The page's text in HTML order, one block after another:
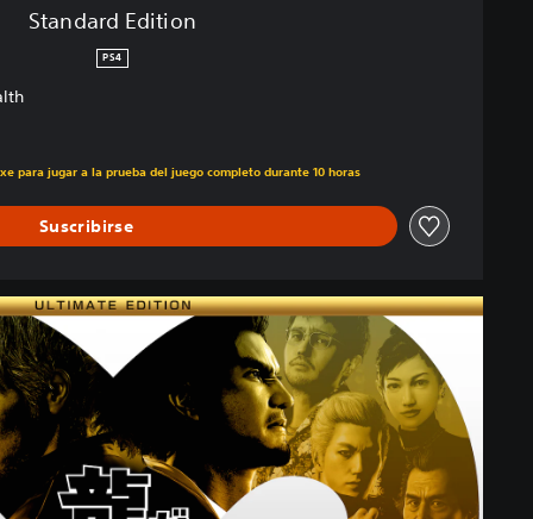
Standard Edition
PS4
para jugar a la prueba del juego completo durante 10 horas
Suscribirse